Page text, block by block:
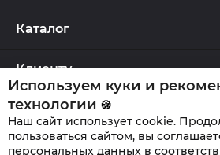
Каталог
Клиенту
QWERTYGIFTS ©
Используем куки и
технологии 🍪
Наш сайт использует cookie.
пользоваться сайтом, вы
персональных данных в